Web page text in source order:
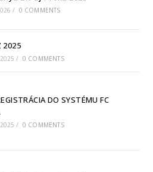
/ 0 COMMENTS
2025
/ 0 COMMENTS
DO SYSTÉMU FC
/ 0 COMMENTS